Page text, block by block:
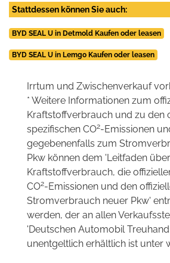
Stattdessen können Sie auch:
BYD SEAL U in Detmold Kaufen oder leasen
BYD SEAL U in Lemgo Kaufen oder leasen
Irrtum und Zwischenverkauf
* Weitere Informationen zum
Kraftstoffverbrauch und zu den
spezifischen CO2-Emissionen
gegebenenfalls zum
Pkw können dem 'Leitfaden
Kraftstoffverbrauch, die
CO2-Emissionen und den
Stromverbrauch neuer Pkw'
werden, der an allen
'Deutschen Automobil
unentgeltlich erhältlich ist unter